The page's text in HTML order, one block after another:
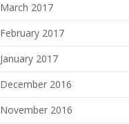
March 2017
February 2017
January 2017
December 2016
November 2016